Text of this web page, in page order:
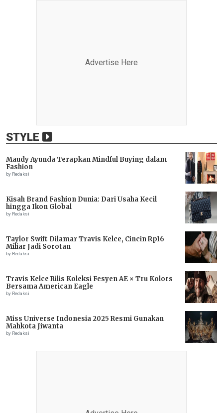
Advertise Here
STYLE
Maudy Ayunda Terapkan Mindful Buying dalam
Fashion
by Redaksi
Kisah Brand Fashion Dunia: Dari Usaha Kecil
hingga Ikon Global
by Redaksi
Taylor Swift Dilamar Travis Kelce, Cincin Rp16
Miliar Jadi Sorotan
by Redaksi
Travis Kelce Rilis Koleksi Fesyen AE × Tru Kolors
Bersama American Eagle
by Redaksi
Miss Universe Indonesia 2025 Resmi Gunakan
Mahkota Jiwanta
by Redaksi